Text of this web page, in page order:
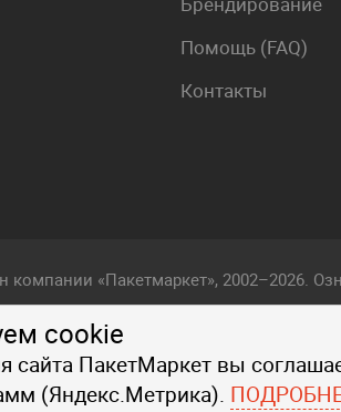
cookie
сайта ПакетМаркет вы
(Яндекс.Метрика).
Помощь (FAQ)
Контакты
компании «Пакетмаркет», 2002–2026.
фирменный стиль, контент, текст,
сайта, являются объектом прав
контента, текста, фотографий,